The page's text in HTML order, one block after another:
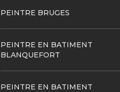
PEINTRE BRUGES
PEINTRE EN BATIMENT
BLANQUEFORT
PEINTRE EN BATIMENT